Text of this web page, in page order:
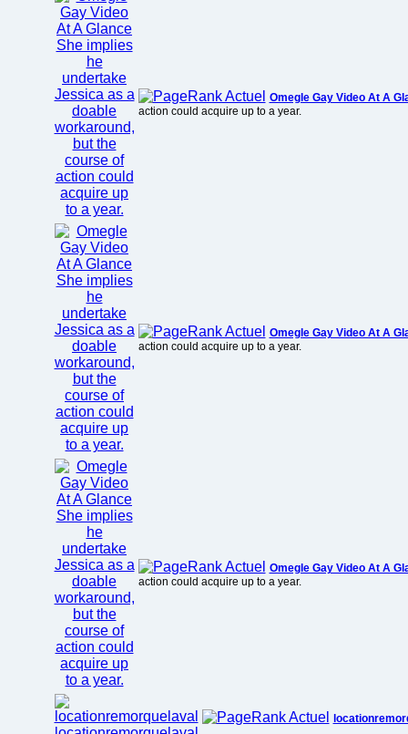
Omegle Gay Video At A
action could acquire up to a year.
Omegle Gay Video At A
action could acquire up to a year.
Omegle Gay Video At A
action could acquire up to a year.